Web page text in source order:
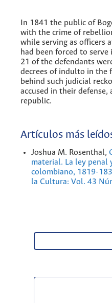
In 1841 the public of
with the crime of
while serving as officers
had been forced to
21 of the defendants
decrees of indulto in the
behind such judicial
accused in their
republic.
Artículos más
Joshua M. Rosenthal,
material. La ley penal
colombiano, 1819-
la Cultura: Vol. 43